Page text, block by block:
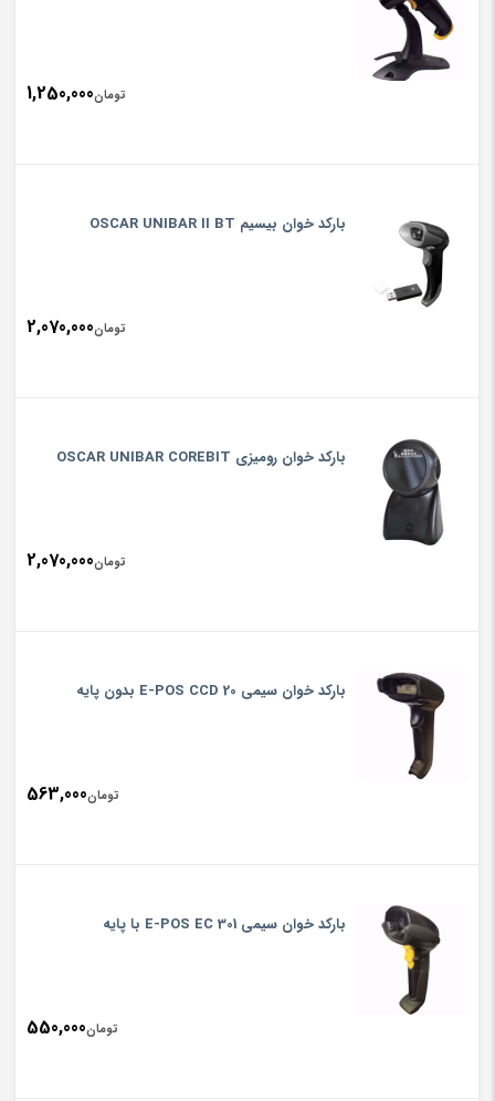
تومان1,250,000
باركد خوان بيسيم OSCAR UNIBAR II BT
تومان2,070,000
باركد خوان روميزي OSCAR UNIBAR COREBIT
تومان2,070,000
باركد خوان سيمي E-POS CCD 20 بدون پایه
تومان563,000
باركد خوان سيمي E-POS EC 301 با پایه
تومان550,000